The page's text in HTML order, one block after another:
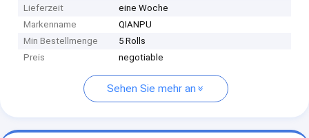
Lieferzeit
eine Woche
Markenname
QIANPU
Min Bestellmenge
5 Rolls
Preis
negotiable
Sehen Sie mehr an